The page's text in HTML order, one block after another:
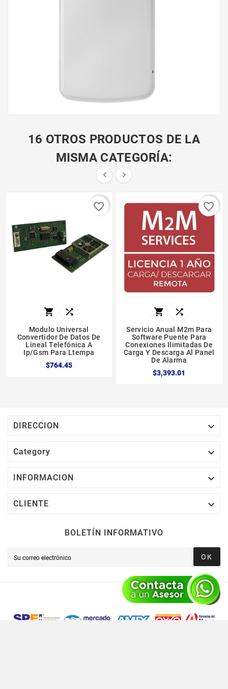
16 OTROS PRODUCTOS DE LA
MISMA CATEGORÍA:
 
 
Modulo Universal
Convertidor De Datos De
Lineal Telefónica A
Ip/gsm Para Ltempa
$764.45
favorite_border
 
Servicio Anual M2m Para
Software Puente Para
Conexiones Ilimitadas De
Carga Y Descarga Al Panel
De Alarma
$3,393.01
favorite_border
DIRECCION 
Category 
INFORMACION 
CLIENTE 
BOLETÍN INFORMATIVO
OK